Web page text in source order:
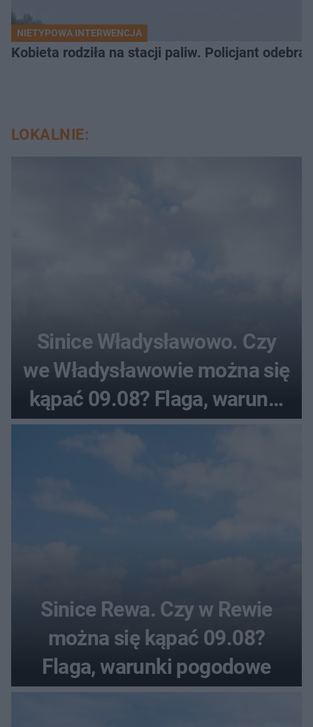
NIETYPOWA INTERWENCJA
Kobieta rodziła na stacji paliw. Policjant
LOKALNIE:
Sinice Władysławowo. Czy
we Władysławowie można się
kąpać 09.08? Flaga, warunki
pogodowe
Sinice Rewa. Czy w Rewie
można się kąpać 09.08?
Flaga, warunki pogodowe